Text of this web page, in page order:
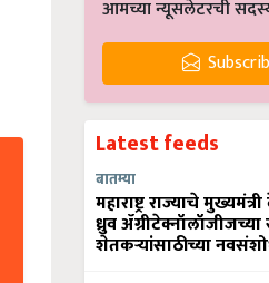
आमच्या न्यूसलेटरची
Latest feeds
बातम्या
महाराष्ट्र राज्याचे
ध्रुव
शेतकऱ्यांसाठीच्या